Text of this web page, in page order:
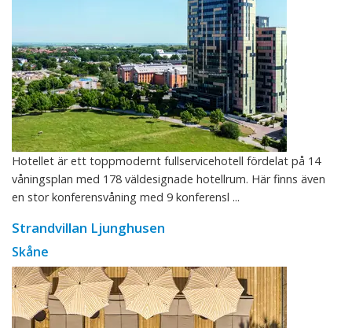
Hotellet är ett toppmodernt fullservicehotell fördelat på 14
våningsplan med 178 väldesignade hotellrum. Här finns även
en stor konferensvåning med 9 konferensl ...
Strandvillan Ljunghusen
Skåne